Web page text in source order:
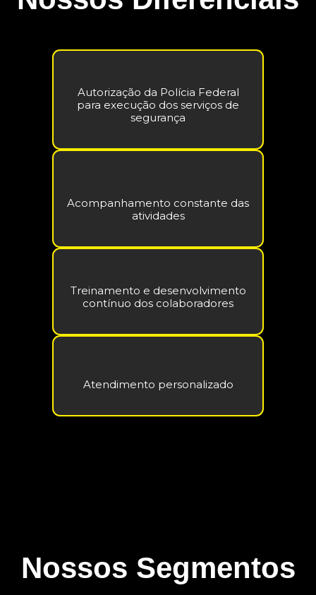
Autorização da Polícia Federal
para execução dos serviços de
segurança
Acompanhamento constante das
atividades
Treinamento e desenvolvimento
contínuo dos colaboradores
Atendimento personalizado
Nossos Segmentos